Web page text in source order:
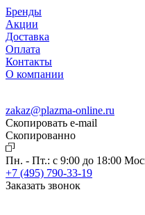
Бренды
Акции
Доставка
Оплата
Контакты
О компании
zakaz@plazma-online.ru
Скопировать e-mail
Cкопированно
Пн. - Пт.: с 9:00 до 18:00
+7 (495) 790-33-19
Заказать звонок